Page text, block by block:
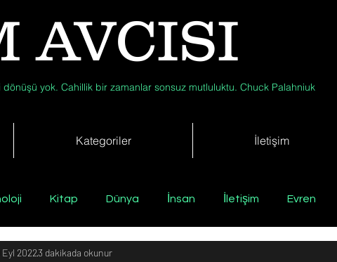
AVCISI
dönüşü yok. Cahillik bir zamanlar sonsuz mutluluktu. Chuck Palahniuk
Kategoriler İletişim
Kitap Dünya İnsan İletişim Evren
Tıp Arkeoloji
Eyl 20223 dakikada okunur